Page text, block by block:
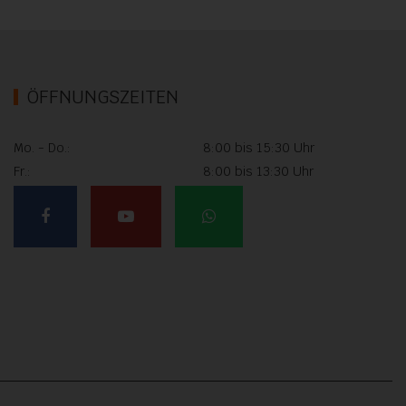
ÖFFNUNGSZEITEN
Mo. - Do.:
8:00 bis 15:30 Uhr
Fr.:
8:00 bis 13:30 Uhr